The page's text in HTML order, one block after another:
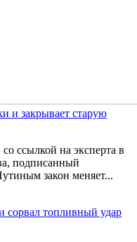
и закрывает старую
ссылкой на эксперта в
подписанный
закон меняет...
сорвал топливный удар